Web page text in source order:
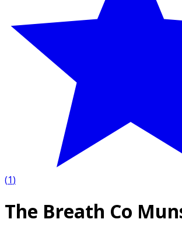
(1)
The Breath Co